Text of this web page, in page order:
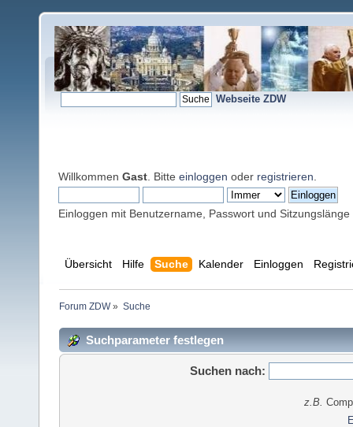
Webseite ZDW
Willkommen Gast . Bitte einloggen oder registrieren
Einloggen mit Benutzername, Passwort und Sitzungslänge
Übersicht Hilfe Suche Kalender Einloggen
Forum ZDW» Suche
Suchparameter festlegen
Suchen nach:
z.B.